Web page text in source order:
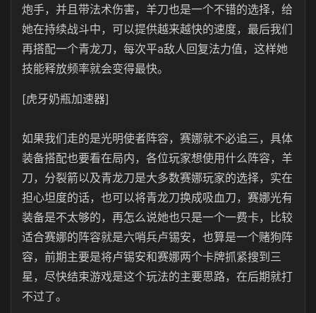
炮手，并且带法术伤害，羊刀也是一个不错的选择，给
她在持续战斗中，可以提供越来越快的速度，最后我们
再搭配一个青龙刀，每次平a敌人回复法力值，这样她
技能释放频率就会变得最快。
[虎牙奶瓶加速器]
如果我们走的是光明使者阵容，赛娜就不必追三，具体
装备搭配也要看在局内，各位玩家想使用什么阵容，羊
刀，分裂箭以及青龙刀是大多数赛娜玩家的选择，实在
担心坦度的话，也可以将青龙刀换成吸血刀，赛娜光有
装备是不太够的，再怎么说她也只是一个一费卡，比较
适合赛娜的阵容就是六哨兵卢锡安，也算是一个赌狗阵
容，前期主要是将卢锡安和赛娜两个卡牌抓紧搜到三
星，尽快结束游戏是这个玩法的主要思路，在后期就打
不过了。